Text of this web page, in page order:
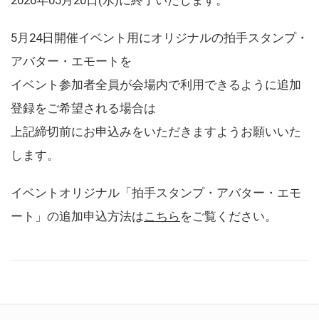
5月24日開催イベント用にオリジナルの拍手スタンプ・
アバター・エモートを
イベント参加者全員が会場内で利用できるように追加
登録をご希望される場合は
上記締切前にお申込みをいただきますようお願いいた
します。
イベントオリジナル「拍手スタンプ・アバター・エモ
ート」の追加申込方法はこちら をご覧ください。